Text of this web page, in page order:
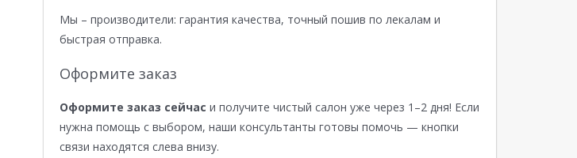
Мы – производители: гарантия качества, точный пошив по лекалам и
быстрая отправка.
Оформите заказ
Оформите заказ сейчас и получите чистый салон уже через 1–2 дня! Если
нужна помощь с выбором, наши консультанты готовы помочь — кнопки
связи находятся слева внизу.